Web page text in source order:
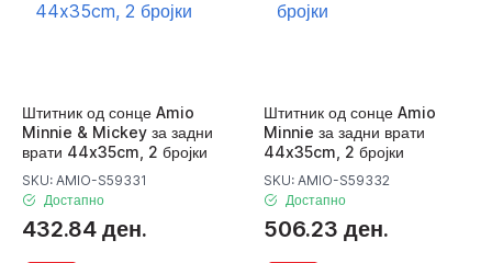
Штитник од сонце Amio
Minnie & Mickey за задни
врати 44x35cm, 2 бројки
SKU: AMIO-S59331
Достапно
432.84 ден.
Штитник од сонце Amio
Minnie за задни врати
44x35cm, 2 бројки
SKU: AMIO-S59332
Достапно
506.23 ден.